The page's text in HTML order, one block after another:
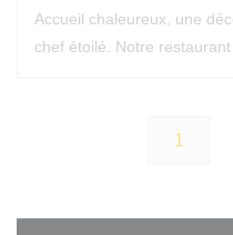
Accueil chaleureux, une
chef étoilé. Notre restaurant
1